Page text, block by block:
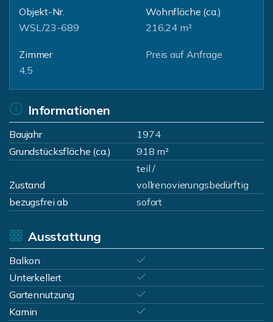
Objekt-Nr.
WSL/23-689
Wohnfläche (ca.)
216,24 m²
Zimmer
4,5
Preis auf Anfrage
Informationen
Baujahr
1974
Grundstücksfläche (ca.)
918 m²
Zustand
teil /
vollrenovierungsbedürftig
bezugsfrei ab
sofort
Ausstattung
Balkon
Unterkellert
Gartennutzung
Kamin